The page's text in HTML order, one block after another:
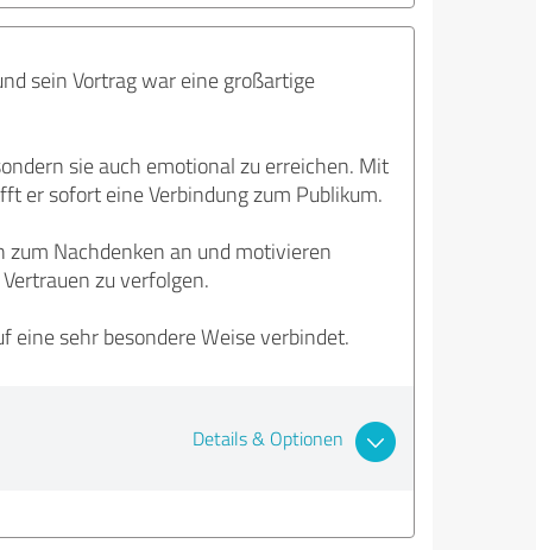
sein Vortrag war eine großartige
sie auch emotional zu erreichen. Mit
er sofort eine Verbindung zum Publikum.
zum Nachdenken an und motivieren
zu verfolgen.
eine sehr besondere Weise verbindet.
Details & Optionen